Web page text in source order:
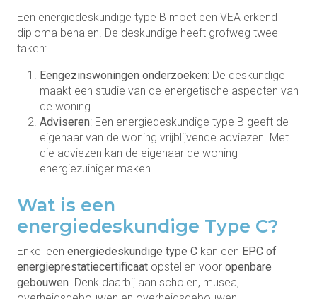
Een energiedeskundige type B moet een VEA erkend
diploma behalen. De deskundige heeft grofweg twee
taken:
Eengezinswoningen onderzoeken: De deskundige
maakt een studie van de energetische aspecten van
de woning.
Adviseren: Een energiedeskundige type B geeft de
eigenaar van de woning vrijblijvende adviezen. Met
die adviezen kan de eigenaar de woning
energiezuiniger maken.
Wat is een
energiedeskundige Type C?
Enkel een energiedeskundige type C kan een EPC of
energieprestatiecertificaat opstellen voor openbare
gebouwen . Denk daarbij aan scholen, musea,